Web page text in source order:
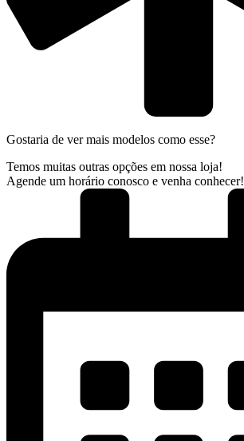
Gostaria de ver mais modelos como esse?
Temos muitas outras opções em nossa loja!
Agende um horário conosco e venha conhecer!